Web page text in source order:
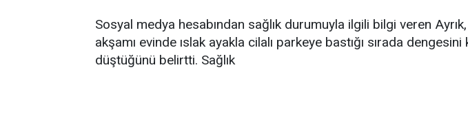
Sosyal medya hesabından sağlık durumuyla ilgili bilgi veren
akşamı evinde ıslak ayakla cilalı parkeye bastığı sırada
düştüğünü belirtti. Sağlık